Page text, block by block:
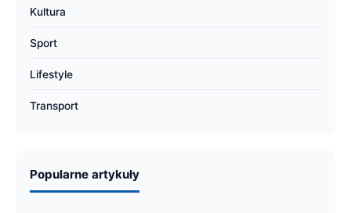
Kultura
Sport
Lifestyle
Transport
Popularne artykuły